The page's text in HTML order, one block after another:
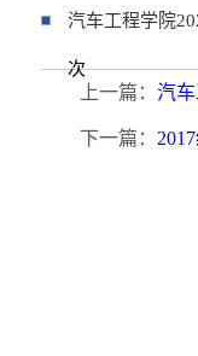
汽车工程学院
次
上一篇： 汽
下一篇：